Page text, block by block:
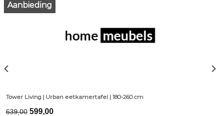
Aanbieding
Tower Living | Urban eetkamertafel | 180-260 cm
639,00 Original
599,00Current